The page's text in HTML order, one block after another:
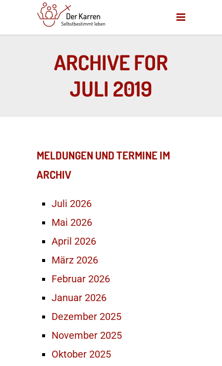
ARCHIVE FOR
JULI 2019
MELDUNGEN UND TERMINE IM
ARCHIV
Juli 2026
Mai 2026
April 2026
März 2026
Februar 2026
Januar 2026
Dezember 2025
November 2025
Oktober 2025